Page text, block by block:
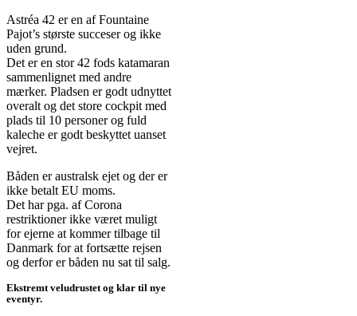
Astréa 42 er en af Fountaine
Pajot’s største succeser og ikke
uden grund.
Det er en stor 42 fods katamaran
sammenlignet med andre
mærker. Pladsen er godt udnyttet
overalt og det store cockpit med
plads til 10 personer og fuld
kaleche er godt beskyttet uanset
vejret.
Båden er australsk ejet og der er
ikke betalt EU moms.
Det har pga. af Corona
restriktioner ikke været muligt
for ejerne at kommer tilbage til
Danmark for at fortsætte rejsen
og derfor er båden nu sat til salg.
Ekstremt veludrustet og klar til nye
eventyr.